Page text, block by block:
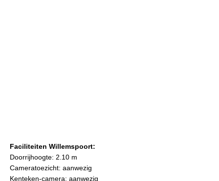
Faciliteiten Willemspoort:
Doorrijhoogte: 2.10 m
Cameratoezicht: aanwezig
Kenteken-camera: aanwezig